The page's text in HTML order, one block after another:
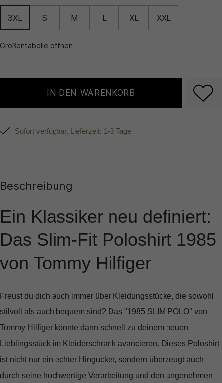
3XL S M L XL XXL
Größentabelle öffnen
IN DEN WARENKORB
Sofort verfügbar, Lieferzeit: 1-3 Tage
Beschreibung
Ein Klassiker neu definiert:
Das Slim-Fit Poloshirt 1985
von Tommy Hilfiger
Freust du dich auch immer über Kleidungsstücke, die sowohl
stilvoll als auch bequem sind? Das "1985 SLIM POLO" von
Tommy Hilfiger könnte dann schnell zu deinem neuen
Lieblingsstück im Kleiderschrank avancieren. Dieses Poloshirt
ist nicht nur ein echter Hingucker, sondern überzeugt auch
durch seine hochwertige Verarbeitung und den angenehmen